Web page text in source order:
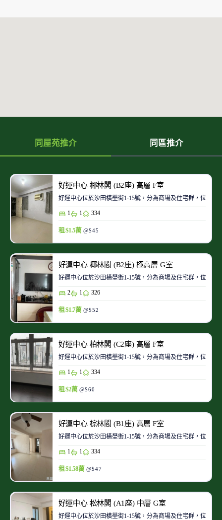
同屋苑推介 同區推介
好運中心 椰林閣 (B2座) 高層 F室
好運中心位於沙田橫壆街1-15號，分為商場及住宅群，位置
1 1 334
租 $1.5萬 @$45
好運中心 椰林閣 (B2座) 極高層 G室
好運中心位於沙田橫壆街1-15號，分為商場及住宅群，位置
2 1 326
租 $1.7萬 @$52
好運中心 柏林閣 (C2座) 高層 F室
好運中心位於沙田橫壆街1-15號，分為商場及住宅群，位置
1 1 334
租 $2萬 @$60
好運中心 棕林閣 (B1座) 高層 F室
好運中心位於沙田橫壆街1-15號，分為商場及住宅群，位置
1 1 334
租 $1.58萬 @$47
好運中心 松林閣 (A1座) 中層 G室
好運中心位於沙田橫壆街1-15號，分為商場及住宅群，位置